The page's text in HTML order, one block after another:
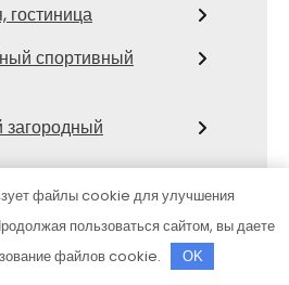
спортивный
файлы cookie для улучшения
пользоваться сайтом, вы даете
файлов cookie.
OK